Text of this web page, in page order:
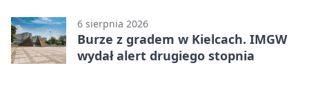
6 sierpnia 2026
Burze z gradem w Kielcach. IMGW
wydał alert drugiego stopnia